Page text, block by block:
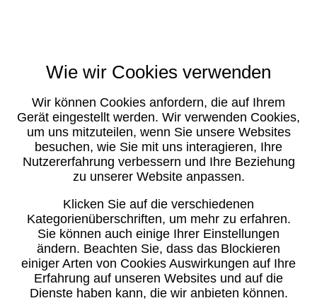
Wie wir Cookies verwenden
Wir können Cookies anfordern, die auf Ihrem
Gerät eingestellt werden. Wir verwenden Cookies,
um uns mitzuteilen, wenn Sie unsere Websites
besuchen, wie Sie mit uns interagieren, Ihre
Nutzererfahrung verbessern und Ihre Beziehung
zu unserer Website anpassen.
Klicken Sie auf die verschiedenen
Kategorienüberschriften, um mehr zu erfahren.
Sie können auch einige Ihrer Einstellungen
ändern. Beachten Sie, dass das Blockieren
einiger Arten von Cookies Auswirkungen auf Ihre
Erfahrung auf unseren Websites und auf die
Dienste haben kann, die wir anbieten können.